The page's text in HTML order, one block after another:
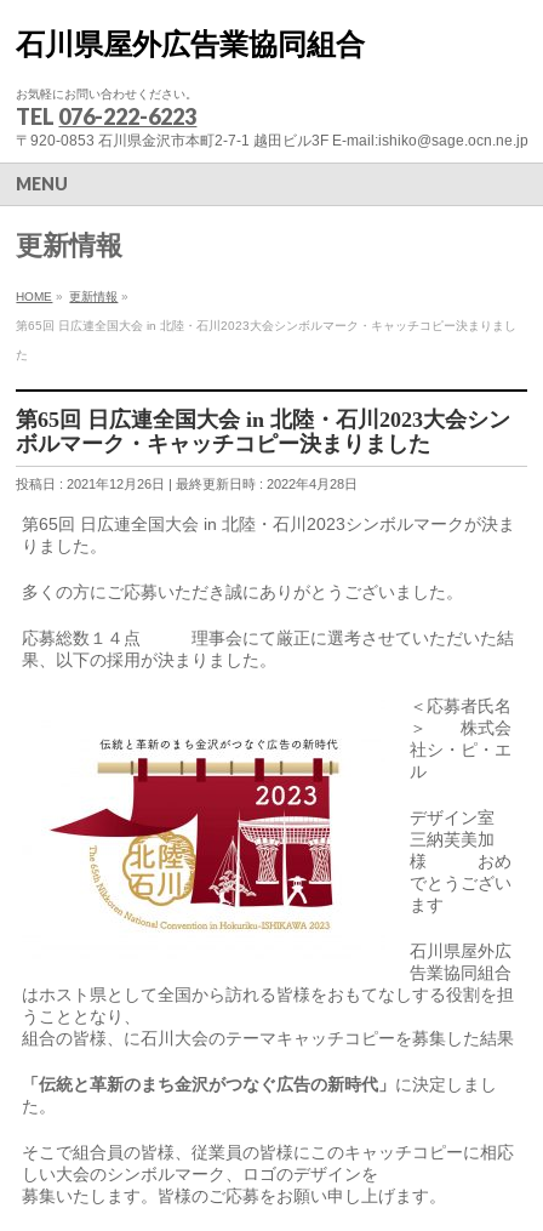
石川県屋外広告業協同組合
お気軽にお問い合わせください。
TEL 076-222-6223
〒920-0853 石川県金沢市本町2-7-1 越田ビル3F E-mail:ishiko@sage.ocn.ne.jp
MENU
更新情報
HOME » 更新情報 »
第65回 日広連全国大会 in 北陸・石川2023大会シンボルマーク・キャッチコピー決まりまし
た
第65回 日広連全国大会 in 北陸・石川2023大会シン
ボルマーク・キャッチコピー決まりました
投稿日 : 2021年12月26日 最終更新日時 : 2022年4月28日
第65回 日広連全国大会 in 北陸・石川2023シンボルマークが決ま
りました。
多くの方にご応募いただき誠にありがとうございました。
応募総数１４点 理事会にて厳正に選考させていただいた結
果、以下の採用が決まりました。
＜応募者氏名
＞ 株式会
社シ・ピ・エ
ル
デザイン室
三納芙美加
様 おめ
でとうござい
ます
石川県屋外広
告業協同組合
はホスト県として全国から訪れる皆様をおもてなしする役割を担
うこととなり、
組合の皆様、に石川大会のテーマキャッチコピーを募集した結果
「伝統と革新のまち金沢がつなぐ広告の新時代」 に決定しまし
た。
そこで組合員の皆様、従業員の皆様にこのキャッチコピーに相応
しい大会のシンボルマーク、ロゴのデザインを
募集いたします。皆様のご応募をお願い申し上げます。